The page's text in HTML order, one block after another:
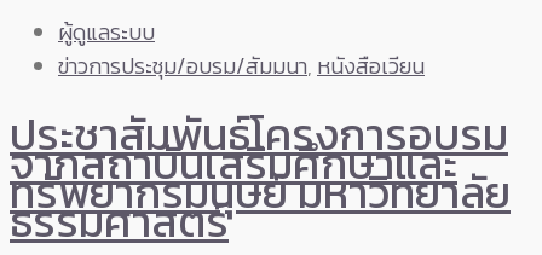
ผู้ดูแลระบบ
ข่าวการประชุม/อบรม/สัมมนา, หนังสือเวียน
ประชาสัมพันธ์โครงการอบรม
จากสถาบันเสริมศึกษาและ
ทรัพยากรมนุษย์ มหาวิทยาลัย
ธรรมศาสตร์